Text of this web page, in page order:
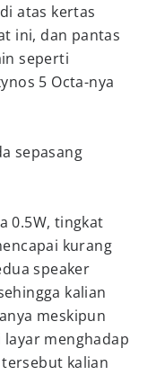
atas kertas
ini, dan pantas
seperti
5 Octa-nya
sepasang
0.5W, tingkat
kurang
speaker
kalian
meskipun
menghadap
kalian